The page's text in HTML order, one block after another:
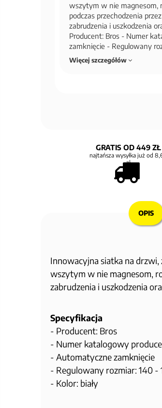
wszytym w nie magnesom,
podczas przechodzenia
zabrudzenia i uszkodzenia
Producent: Bros - Numer
zamknięcie - Regulowany
Więcej szczegółów
GRATIS OD 449 ZŁ
najtańsza wysyłka już od
zł
OPIS
Innowacyjna siatka na drzwi,
wszytym w nie magnesom,
zabrudzenia i uszkodzenia
Specyfikacja
- Producent: Bros
- Numer katalogowy
- Automatyczne zamknięcie
- Regulowany rozmiar: 140 -
- Kolor: biały